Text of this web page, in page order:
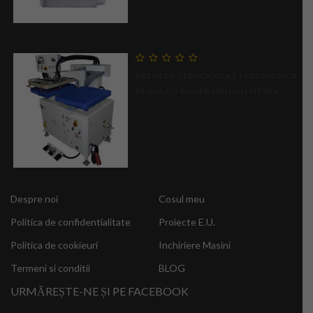
Despre noi
Politica de confidentialitate
Politica de cookieuri
Termeni si conditii
Cosul meu
Proiecte E.U.
Inchiriere Masini
BLOG
URMĂREȘTE-NE ȘI PE FACEBOOK